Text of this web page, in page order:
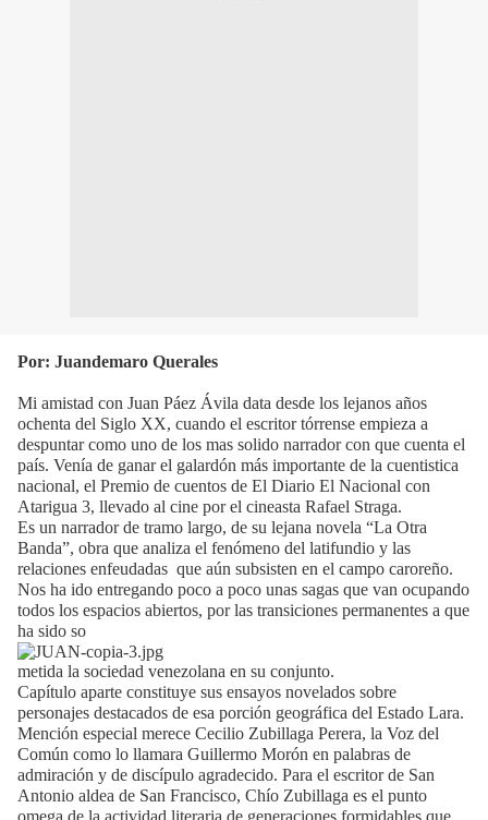
Por: Juandemaro Querales
Mi amistad con Juan Páez Ávila data desde los lejanos años
ochenta del Siglo XX, cuando el escritor tórrense empieza a
despuntar como uno de los mas solido narrador con que cuenta el
país. Venía de ganar el galardón más importante de la cuentistica
nacional, el Premio de cuentos de El Diario El Nacional con
Atarigua 3, llevado al cine por el cineasta Rafael Straga.
Es un narrador de tramo largo, de su lejana novela “La Otra
Banda”, obra que analiza el fenómeno del latifundio y las
relaciones enfeudadas que aún subsisten en el campo caroreño.
Nos ha ido entregando poco a poco unas sagas que van ocupando
todos los espacios abiertos, por las transiciones permanentes a que
ha sido so
metida la sociedad venezolana en su conjunto.
Capítulo aparte constituye sus ensayos novelados sobre
personajes destacados de esa porción geográfica del Estado Lara.
Mención especial merece Cecilio Zubillaga Perera, la Voz del
Común como lo llamara Guillermo Morón en palabras de
admiración y de discípulo agradecido. Para el escritor de San
Antonio aldea de San Francisco, Chío Zubillaga es el punto